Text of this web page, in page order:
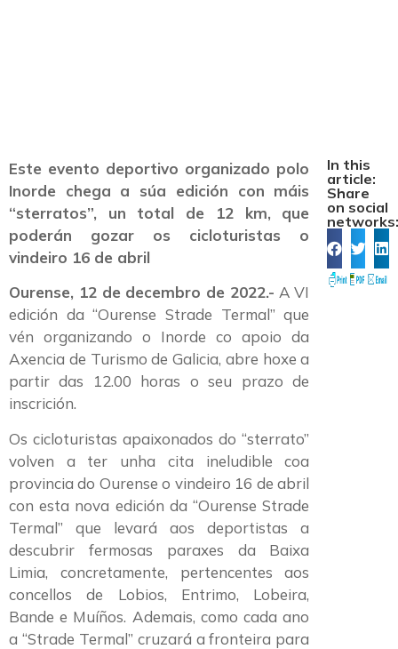
Este evento deportivo organizado polo
Inorde chega a súa edición con máis
“sterratos”, un total de 12 km, que
poderán gozar os cicloturistas o
vindeiro 16 de abril
Ourense, 12 de decembro de 2022.- A VI
edición da “Ourense Strade Termal” que
vén organizando o Inorde co apoio da
Axencia de Turismo de Galicia, abre hoxe a
partir das 12.00 horas o seu prazo de
inscrición.
Os cicloturistas apaixonados do “sterrato”
volven a ter unha cita ineludible coa
provincia do Ourense o vindeiro 16 de abril
con esta nova edición da “Ourense Strade
Termal” que levará aos deportistas a
descubrir fermosas paraxes da Baixa
Limia, concretamente, pertencentes aos
concellos de Lobios, Entrimo, Lobeira,
Bande e Muíños. Ademais, como cada ano
a “Strade Termal” cruzará a fronteira para
In this
article:
Share
on social